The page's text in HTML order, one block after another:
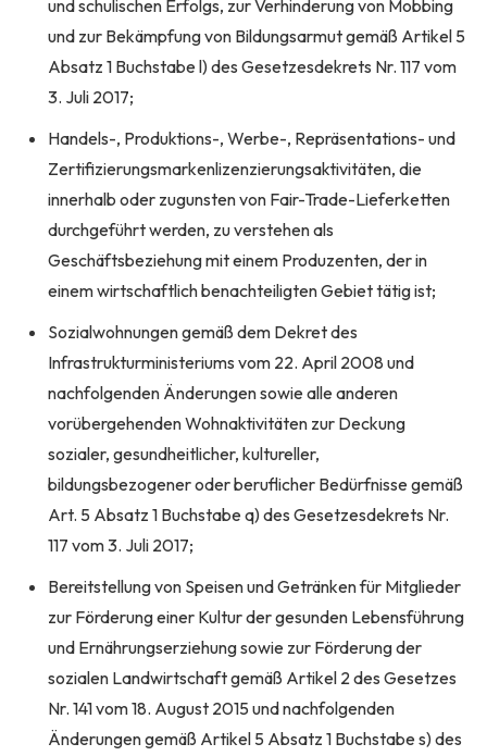
und schulischen Erfolgs, zur Verhinderung von Mobbing
und zur Bekämpfung von Bildungsarmut gemäß Artikel 5
Absatz 1 Buchstabe l) des Gesetzesdekrets Nr. 117 vom
3. Juli 2017;
Handels-, Produktions-, Werbe-, Repräsentations- und
Zertifizierungsmarkenlizenzierungsaktivitäten, die
innerhalb oder zugunsten von Fair-Trade-Lieferketten
durchgeführt werden, zu verstehen als
Geschäftsbeziehung mit einem Produzenten, der in
einem wirtschaftlich benachteiligten Gebiet tätig ist;
Sozialwohnungen gemäß dem Dekret des
Infrastrukturministeriums vom 22. April 2008 und
nachfolgenden Änderungen sowie alle anderen
vorübergehenden Wohnaktivitäten zur Deckung
sozialer, gesundheitlicher, kultureller,
bildungsbezogener oder beruflicher Bedürfnisse gemäß
Art. 5 Absatz 1 Buchstabe q) des Gesetzesdekrets Nr.
117 vom 3. Juli 2017;
Bereitstellung von Speisen und Getränken für Mitglieder
zur Förderung einer Kultur der gesunden Lebensführung
und Ernährungserziehung sowie zur Förderung der
sozialen Landwirtschaft gemäß Artikel 2 des Gesetzes
Nr. 141 vom 18. August 2015 und nachfolgenden
Änderungen gemäß Artikel 5 Absatz 1 Buchstabe s) des